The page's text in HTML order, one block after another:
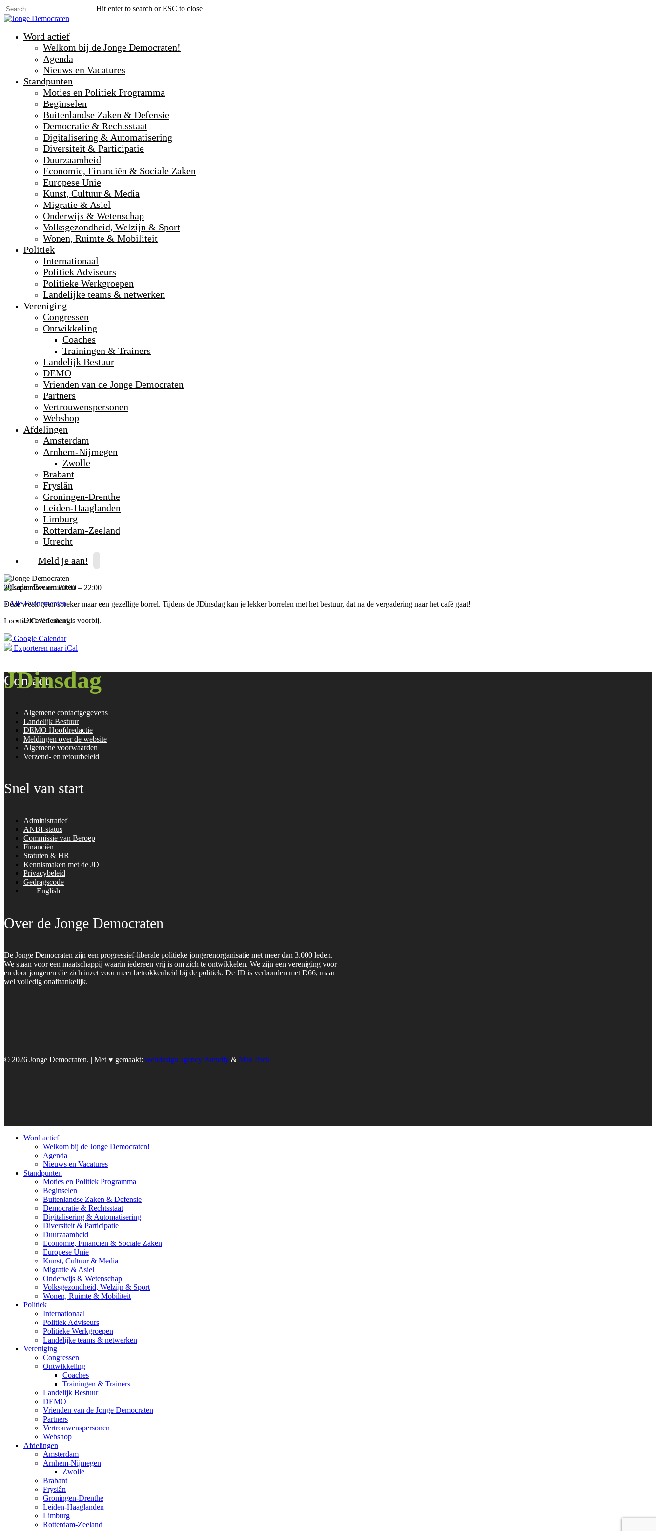
Hit enter to search or ESC to close
Word actief
Welkom bij de Jonge Democraten!
Agenda
Nieuws en Vacatures
Standpunten
Moties en Politiek Programma
Beginselen
Buitenlandse Zaken & Defensie
Democratie & Rechtsstaat
Digitalisering & Automatisering
Diversiteit & Participatie
Duurzaamheid
Economie, Financiën & Sociale Zaken
Europese Unie
Kunst, Cultuur & Media
Migratie & Asiel
Onderwijs & Wetenschap
Volksgezondheid, Welzijn & Sport
Wonen, Ruimte & Mobiliteit
Politiek
Internationaal
Politiek Adviseurs
Politieke Werkgroepen
Landelijke teams & netwerken
Vereniging
Congressen
Ontwikkeling
Coaches
Trainingen & Trainers
Landelijk Bestuur
DEMO
Vrienden van de Jonge Democraten
Partners
Vertrouwenspersonen
Webshop
Afdelingen
Amsterdam
Arnhem-Nijmegen
Zwolle
Brabant
Fryslân
Groningen-Drenthe
Leiden-Haaglanden
Limburg
Rotterdam-Zeeland
Utrecht
Meld je aan!
« Alle Evenementen
Dit evenement is voorbij.
JDinsdag
29 septemberom20:00 – 22:00
Deze week geen spreker maar een gezellige borrel. Tijdens de JDinsdag kan je lekker borrelen met het bestuur, dat na de vergadering naar het café gaat!
Locatie: Café Loburg
Google Calendar
Exporteren naar iCal
Contact
Algemene contactgegevens
Landelijk Bestuur
DEMO Hoofdredactie
Meldingen over de website
Algemene voorwaarden
Verzend- en retourbeleid
Snel van start
Administratief
ANBI-status
Commissie van Beroep
Financiën
Statuten & HR
Kennismaken met de JD
Privacybeleid
Gedragscode
English
Over de Jonge Democraten
De Jonge Democraten zijn een progressief-liberale politieke jongerenorganisatie met meer dan 3.000 leden.
We staan voor een maatschappij waarin iedereen vrij is om zich te ontwikkelen. We zijn een vereniging voor
en door jongeren die zich inzet voor meer betrokkenheid bij de politiek. De JD is verbonden met D66, maar
wel volledig onafhankelijk.
© 2026 Jonge Democraten. | Met ♥︎ gemaakt: webdesign agency Brendly & Mad Pack
Word actief
Welkom bij de Jonge Democraten!
Agenda
Nieuws en Vacatures
Standpunten
Moties en Politiek Programma
Beginselen
Buitenlandse Zaken & Defensie
Democratie & Rechtsstaat
Digitalisering & Automatisering
Diversiteit & Participatie
Duurzaamheid
Economie, Financiën & Sociale Zaken
Europese Unie
Kunst, Cultuur & Media
Migratie & Asiel
Onderwijs & Wetenschap
Volksgezondheid, Welzijn & Sport
Wonen, Ruimte & Mobiliteit
Politiek
Internationaal
Politiek Adviseurs
Politieke Werkgroepen
Landelijke teams & netwerken
Vereniging
Congressen
Ontwikkeling
Coaches
Trainingen & Trainers
Landelijk Bestuur
DEMO
Vrienden van de Jonge Democraten
Partners
Vertrouwenspersonen
Webshop
Afdelingen
Amsterdam
Arnhem-Nijmegen
Zwolle
Brabant
Fryslân
Groningen-Drenthe
Leiden-Haaglanden
Limburg
Rotterdam-Zeeland